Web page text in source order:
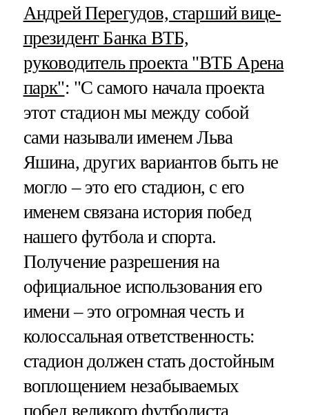
Андрей Перегудов, старший вице-
президент Банка ВТБ,
руководитель проекта "ВТБ Арена
парк": "С самого начала проекта
этот стадион мы между собой
сами называли именем Льва
Яшина, других вариантов быть не
могло – это его стадион, с его
именем связана история побед
нашего футбола и спорта.
Получение разрешения на
официальное использования его
имени – это огромная честь и
колоссальная ответственность:
стадион должен стать достойным
воплощением незабываемых
побед великого футболиста,